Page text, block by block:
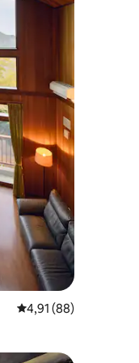
Prosječna ocjena:
4,91 (88)